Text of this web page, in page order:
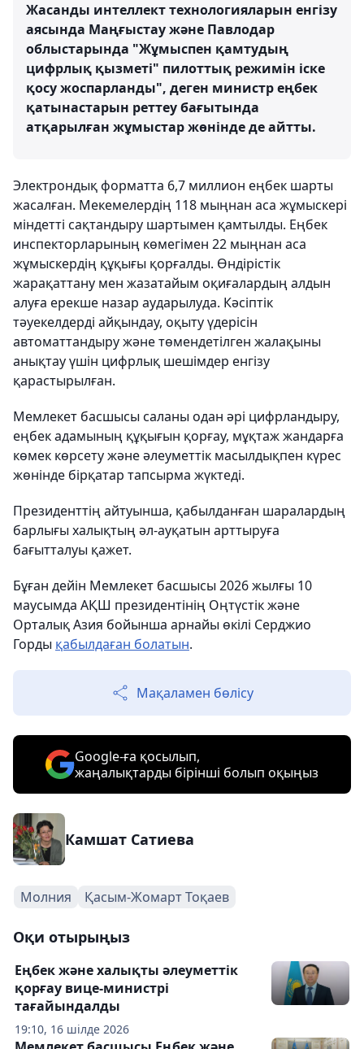
Жасанды интеллект технологияларын енгізу
аясында Маңғыстау және Павлодар
облыстарында "Жұмыспен қамтудың
цифрлық қызметі" пилоттық режимін іске
қосу жоспарланды", деген министр еңбек
қатынастарын реттеу бағытында
атқарылған жұмыстар жөнінде де айтты.
Электрондық форматта 6,7 миллион еңбек шарты
жасалған. Мекемелердің 118 мыңнан аса жұмыскері
міндетті сақтандыру шартымен қамтылды. Еңбек
инспекторларының көмегімен 22 мыңнан аса
жұмыскердің құқығы қорғалды. Өндірістік
жарақаттану мен жазатайым оқиғалардың алдын
алуға ерекше назар аударылуда. Кәсіптік
тәуекелдерді айқындау, оқыту үдерісін
автоматтандыру және төмендетілген жалақыны
анықтау үшін цифрлық шешімдер енгізу
қарастырылған.
Мемлекет басшысы саланы одан әрі цифрландыру,
еңбек адамының құқығын қорғау, мұқтаж жандарға
көмек көрсету және әлеуметтік масылдықпен күрес
жөнінде бірқатар тапсырма жүктеді.
Президенттің айтуынша, қабылданған шаралардың
барлығы халықтың әл-ауқатын арттыруға
бағытталуы қажет.
Бұған дейін Мемлекет басшысы 2026 жылғы 10
маусымда АҚШ президентінің Оңтүстік және
Орталық Азия бойынша арнайы өкілі Серджио
Горды қабылдаған болатын.
Мақаламен бөлісу
Google-ға қосылып,
жаңалықтарды бірінші болып оқыңыз
Камшат Сатиева
Молния Қасым-Жомарт Тоқаев
Оқи отырыңыз
19:10, 16 шілде 2026
Еңбек және халықты әлеуметтік
қорғау вице-министрі
тағайындалды